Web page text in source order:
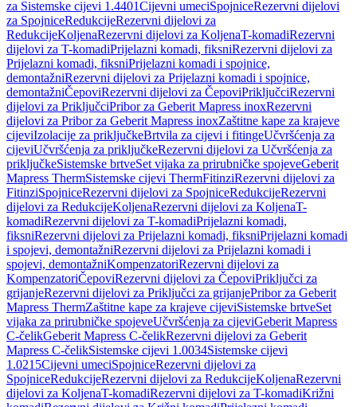
za Sistemske cijevi 1.4401Cijevni umeciSpojniceRezervni dijelovi
za SpojniceRedukcijeRezervni dijelovi za
RedukcijeKoljenaRezervni dijelovi za KoljenaT-komadiRezervni
dijelovi za T-komadiPrijelazni komadi, fiksniRezervni dijelovi za
Prijelazni komadi, fiksniPrijelazni komadi i spojnice,
demontažniRezervni dijelovi za Prijelazni komadi i spojnice,
demontažniČepoviRezervni dijelovi za ČepoviPriključciRezervni
dijelovi za PriključciPribor za Geberit Mapress inoxRezervni
dijelovi za Pribor za Geberit Mapress inoxZaštitne kape za krajeve
cijeviIzolacije za priključkeBrtvila za cijevi i fitingeUčvršćenja za
cijeviUčvršćenja za priključkeRezervni dijelovi za Učvršćenja za
priključkeSistemske brtveSet vijaka za prirubničke spojeveGeberit
Mapress ThermSistemske cijevi ThermFitinziRezervni dijelovi za
FitinziSpojniceRezervni dijelovi za SpojniceRedukcijeRezervni
dijelovi za RedukcijeKoljenaRezervni dijelovi za KoljenaT-
komadiRezervni dijelovi za T-komadiPrijelazni komadi,
fiksniRezervni dijelovi za Prijelazni komadi, fiksniPrijelazni komadi
i spojevi, demontažniRezervni dijelovi za Prijelazni komadi i
spojevi, demontažniKompenzatoriRezervni dijelovi za
KompenzatoriČepoviRezervni dijelovi za ČepoviPriključci za
grijanjeRezervni dijelovi za Priključci za grijanjePribor za Geberit
Mapress ThermZaštitne kape za krajeve cijeviSistemske brtveSet
vijaka za prirubničke spojeveUčvršćenja za cijeviGeberit Mapress
C-čelikGeberit Mapress C-čelikRezervni dijelovi za Geberit
Mapress C-čelikSistemske cijevi 1.0034Sistemske cijevi
1.0215Cijevni umeciSpojniceRezervni dijelovi za
SpojniceRedukcijeRezervni dijelovi za RedukcijeKoljenaRezervni
dijelovi za KoljenaT-komadiRezervni dijelovi za T-komadiKrižni